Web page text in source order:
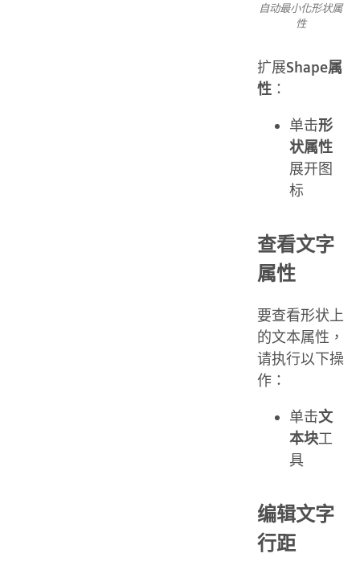
自动最小化形状属
性
扩展Shape属
性 ：
单击形
状属性
展开图
标
查看文字
属性
要查看形状上
的文本属性，
请执行以下操
作：
单击文
本块工
具
编辑文字
行距